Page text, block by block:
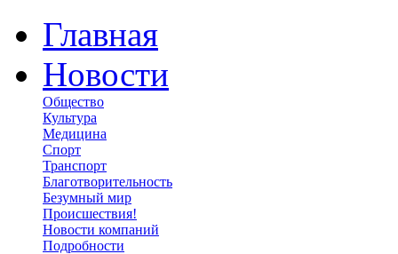
Главная
Новости
Общество
Культура
Медицина
Спорт
Транспорт
Благотворительность
Безумный мир
Происшествия!
Новости компаний
Подробности